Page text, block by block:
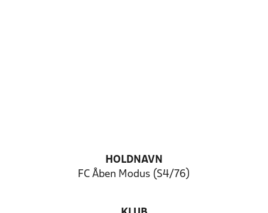
HOLDNAVN
FC Åben Modus (S4/76)